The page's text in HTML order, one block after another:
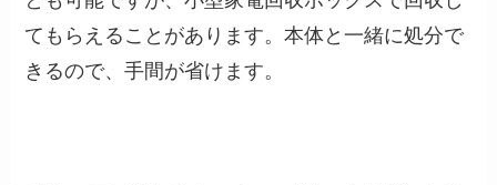
てもらえることがあります。本体と一緒に処分で
きるので、手間が省けます。